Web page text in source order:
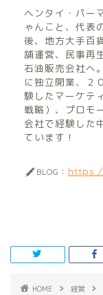
ヘンタイ・パー
ゃんこと、代表
後、地方大手百
舗運営、民事再
石油販売会社へ
に独立開業、２
験したマーケテ
戦略）、プロモ
会社で経験した
ています！
BLOG：
HOME 経営